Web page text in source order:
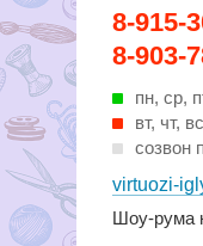
8-915-
8-903-
пн, ср,
вт, чт,
созвон
virtuozi-
Шоу-рума
шитья